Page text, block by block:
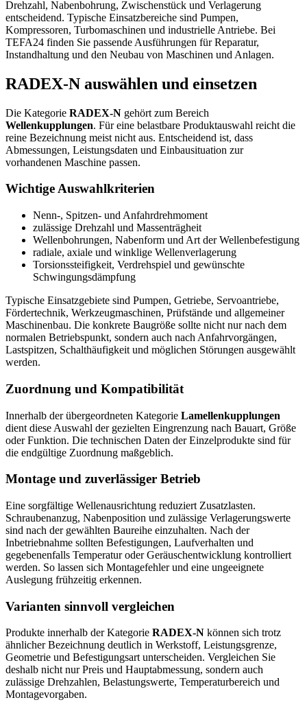
Drehzahl, Nabenbohrung, Zwischenstück und Verlagerung
entscheidend. Typische Einsatzbereiche sind Pumpen,
Kompressoren, Turbomaschinen und industrielle Antriebe. Bei
TEFA24 finden Sie passende Ausführungen für Reparatur,
Instandhaltung und den Neubau von Maschinen und Anlagen.
RADEX-N auswählen und einsetzen
Die Kategorie RADEX-N gehört zum Bereich
Wellenkupplungen. Für eine belastbare Produktauswahl reicht die
reine Bezeichnung meist nicht aus. Entscheidend ist, dass
Abmessungen, Leistungsdaten und Einbausituation zur
vorhandenen Maschine passen.
Wichtige Auswahlkriterien
Nenn-, Spitzen- und Anfahrdrehmoment
zulässige Drehzahl und Massenträgheit
Wellenbohrungen, Nabenform und Art der Wellenbefestigung
radiale, axiale und winklige Wellenverlagerung
Torsionssteifigkeit, Verdrehspiel und gewünschte
Schwingungsdämpfung
Typische Einsatzgebiete sind Pumpen, Getriebe, Servoantriebe,
Fördertechnik, Werkzeugmaschinen, Prüfstände und allgemeiner
Maschinenbau. Die konkrete Baugröße sollte nicht nur nach dem
normalen Betriebspunkt, sondern auch nach Anfahrvorgängen,
Lastspitzen, Schalthäufigkeit und möglichen Störungen ausgewählt
werden.
Zuordnung und Kompatibilität
Innerhalb der übergeordneten Kategorie Lamellenkupplungen
dient diese Auswahl der gezielten Eingrenzung nach Bauart, Größe
oder Funktion. Die technischen Daten der Einzelprodukte sind für
die endgültige Zuordnung maßgeblich.
Montage und zuverlässiger Betrieb
Eine sorgfältige Wellenausrichtung reduziert Zusatzlasten.
Schraubenanzug, Nabenposition und zulässige Verlagerungswerte
sind nach der gewählten Baureihe einzuhalten. Nach der
Inbetriebnahme sollten Befestigungen, Laufverhalten und
gegebenenfalls Temperatur oder Geräuschentwicklung kontrolliert
werden. So lassen sich Montagefehler und eine ungeeignete
Auslegung frühzeitig erkennen.
Varianten sinnvoll vergleichen
Produkte innerhalb der Kategorie RADEX-N können sich trotz
ähnlicher Bezeichnung deutlich in Werkstoff, Leistungsgrenze,
Geometrie und Befestigungsart unterscheiden. Vergleichen Sie
deshalb nicht nur Preis und Hauptabmessung, sondern auch
zulässige Drehzahlen, Belastungswerte, Temperaturbereich und
Montagevorgaben.